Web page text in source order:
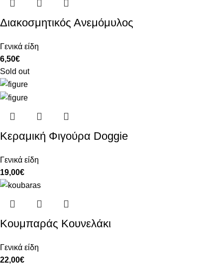
Διακοσμητικός Ανεμόμυλος
Γενικά είδη
6,50€
Sold out
Κεραμική Φιγούρα Doggie
Γενικά είδη
19,00€
Κουμπαράς Κουνελάκι
Γενικά είδη
22,00€